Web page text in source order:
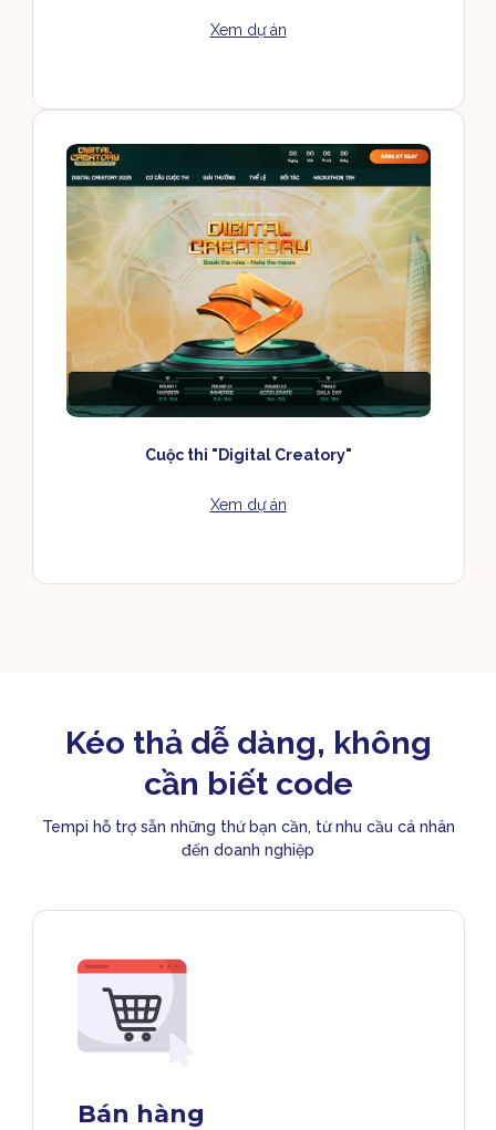
Xem dự án
Cuộc thi "Digital Creatory"
Xem dự án
Kéo thả dễ dàng, không
cần biết code
Tempi hỗ trợ sẵn những thứ bạn cần, từ nhu cầu cá nhân
đến doanh nghiệp
Bán hàng